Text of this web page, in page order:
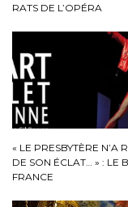
RATS DE L’OPÉRA
« LE PRESBYTÈRE N’A
DE SON ÉCLAT… » : LE
FRANCE